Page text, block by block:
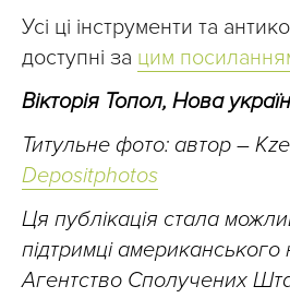
Усі ці інструменти та
доступні за цим
Вікторія Топол, Нова
Титульне фото: автор –
Depositphotos
Ця публікація стала
підтримці
Агентство Сполучених